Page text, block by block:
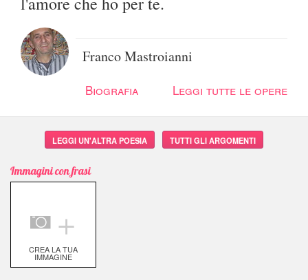
Franco Mastroianni
Biografia Leggi tutte le opere
LEGGI UN'ALTRA POESIA TUTTI GLI ARGOMENTI
Immagini con frasi
＋
CREA LA TUA
IMMAGINE